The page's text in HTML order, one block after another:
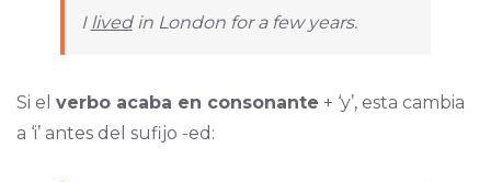
I livedin London for a few years.
Si el verbo acaba en consonante + ‘y’, esta cambia
a ‘i’ antes del sufijo -ed: